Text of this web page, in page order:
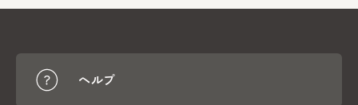
ヘルプ